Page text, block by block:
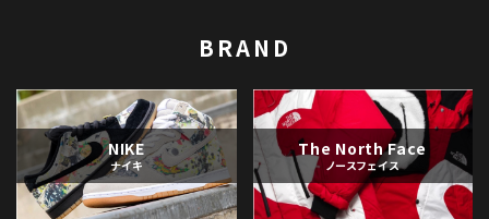
BRAND
NIKE
ナイキ
The North Face
ノースフェイス